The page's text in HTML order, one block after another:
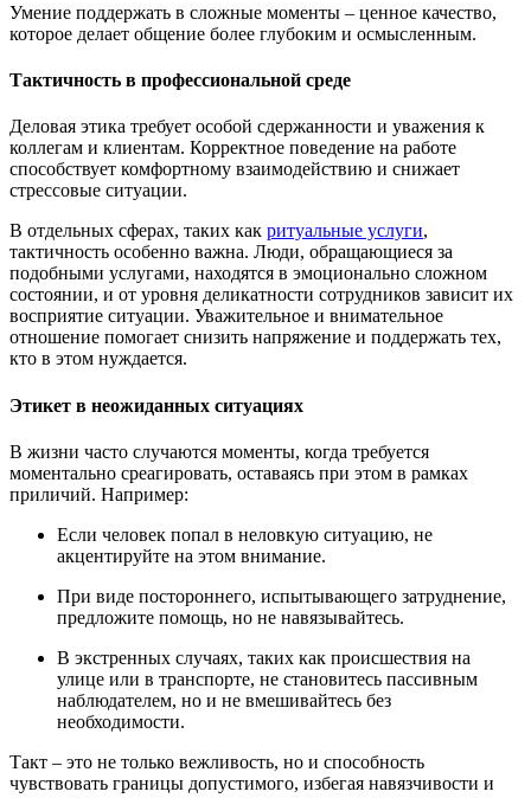
Умение поддержать в сложные моменты – ценное качество,
которое делает общение более глубоким и осмысленным.
Тактичность в профессиональной среде
Деловая этика требует особой сдержанности и уважения к
коллегам и клиентам. Корректное поведение на работе
способствует комфортному взаимодействию и снижает
стрессовые ситуации.
В отдельных сферах, таких как ритуальные услуги,
тактичность особенно важна. Люди, обращающиеся за
подобными услугами, находятся в эмоционально сложном
состоянии, и от уровня деликатности сотрудников зависит их
восприятие ситуации. Уважительное и внимательное
отношение помогает снизить напряжение и поддержать тех,
кто в этом нуждается.
Этикет в неожиданных ситуациях
В жизни часто случаются моменты, когда требуется
моментально среагировать, оставаясь при этом в рамках
приличий. Например:
Если человек попал в неловкую ситуацию, не
акцентируйте на этом внимание.
При виде постороннего, испытывающего затруднение,
предложите помощь, но не навязывайтесь.
В экстренных случаях, таких как происшествия на
улице или в транспорте, не становитесь пассивным
наблюдателем, но и не вмешивайтесь без
необходимости.
Такт – это не только вежливость, но и способность
чувствовать границы допустимого, избегая навязчивости и